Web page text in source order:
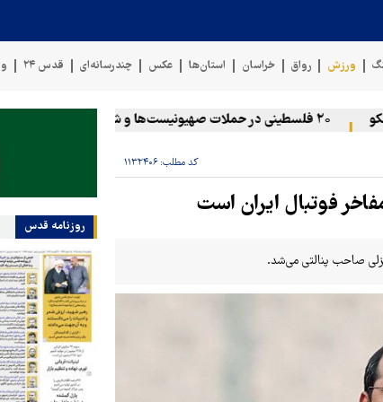
ورزش رواق خراسان استان‌ها عکس چندرسانه‌ای قدس ۲۴
۲۰ فلسطینی در حملات صهیونیست‌ها و شهرک‌نشینان در کرانه باختری زخمی شدند
کد مطلب: ۱۱۳۲۴۰۶
فوتبال ایران است
صاحب پنالتی می‌شد.
روزنامه قدس